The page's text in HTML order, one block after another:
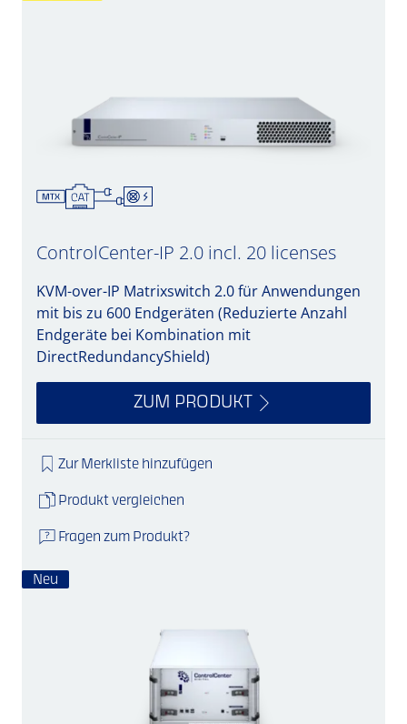
ControlCenter-IP 2.0 incl. 20 licenses
KVM-over-IP Matrixswitch 2.0 für Anwendungen
mit bis zu 600 Endgeräten (Reduzierte Anzahl
Endgeräte bei Kombination mit
DirectRedundancyShield)
ZUM PRODUKT
Zur Merkliste hinzufügen
Produkt vergleichen
Fragen zum Produkt?
Neu